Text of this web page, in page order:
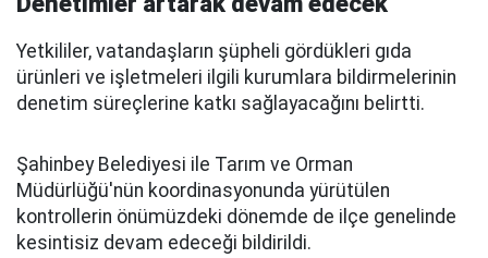
Yetkililer, vatandaşların şüpheli gördükleri gıda
ürünleri ve işletmeleri ilgili kurumlara bildirmelerinin
denetim süreçlerine katkı sağlayacağını belirtti.
Şahinbey Belediyesi ile Tarım ve Orman
Müdürlüğü'nün koordinasyonunda yürütülen
kontrollerin önümüzdeki dönemde de ilçe genelinde
kesintisiz devam edeceği bildirildi.